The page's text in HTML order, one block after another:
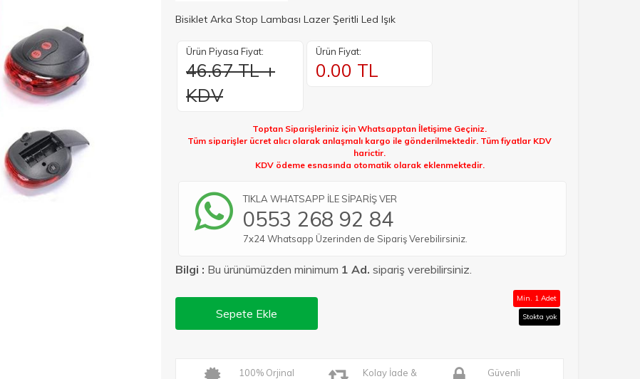
Bisiklet Arka Stop Lambası Lazer Şeritli Led Işık
Ürün Piyasa Fiyat:
46.67 TL +
KDV
Ürün Fiyat:
0.00 TL
Toptan Siparişleriniz için Whatsapptan İletişime Geçiniz.
Tüm siparişler ücret alıcı olarak anlaşmalı kargo ile gönderilmektedir. Tüm fiyatlar KDV
harictir.
KDV ödeme esnasında otomatik olarak eklenmektedir.
TIKLA WHATSAPP İLE SİPARİŞ VER
0553 268 92 84
7x24 Whatsapp Üzerinden de Sipariş Verebilirsiniz.
Bilgi : Bu ürünümüzden minimum 1 Ad. sipariş verebilirsiniz.
Sepete Ekle
Min. 1 Adet
Stokta yok
100% Orjinal
Kolay İade &
Güvenli